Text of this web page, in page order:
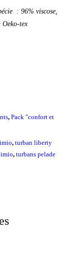
: 96% viscose,
Oeko-tex
, Pack "confort et
, turban liberty
, turbans pelade